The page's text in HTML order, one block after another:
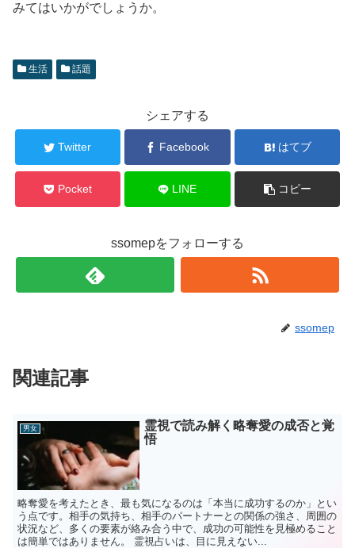
みてはいかがでしょうか。
生活 話題
シェアする
Twitter Facebook はてブ
Pocket LINE コピー
ssomepをフォローする
ssomep
関連記事
男女
霊視で読み解く略奪愛の成否と覚
悟
略奪愛を考えたとき、最も気になるのは「本当に成功するのか」とい
う点です。相手の気持ち、相手のパートナーとの関係の強さ、周囲の
状況など、多くの要素が絡み合う中で、成功の可能性を見極めること
は簡単ではありません。 霊視占いは、目に見えない...